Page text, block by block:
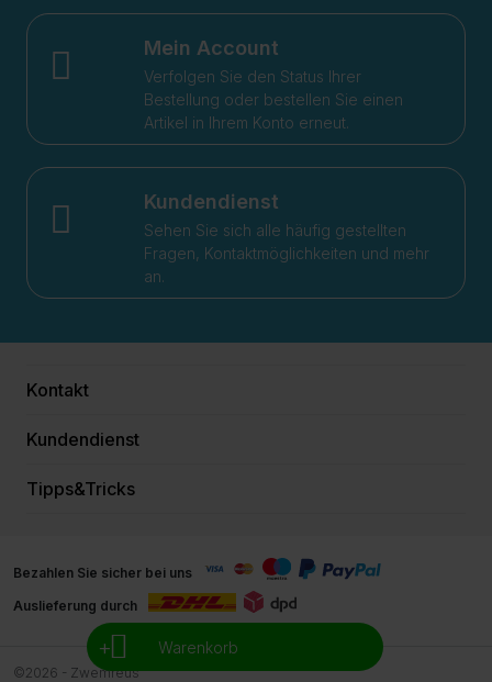
+ Warenkorb
Mein Account
Verfolgen Sie den Status Ihrer
Bestellung oder bestellen Sie einen
Artikel in Ihrem Konto erneut.
Kundendienst
Sehen Sie sich alle häufig gestellten
Fragen, Kontaktmöglichkeiten und mehr
an.
Kontakt
Kundendienst
Tipps&Tricks
Bezahlen Sie sicher bei uns
Auslieferung durch
©2026 - Zwemreus